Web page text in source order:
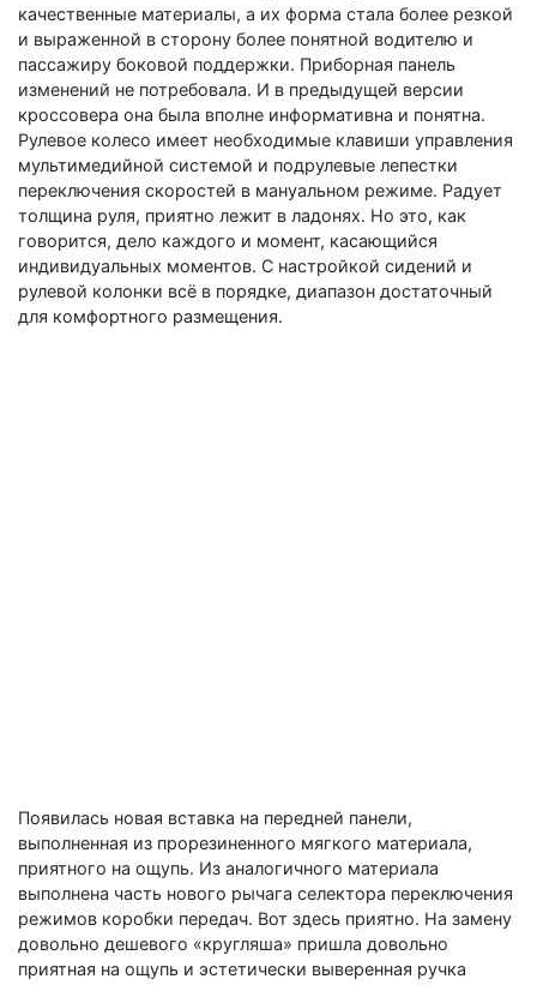
качественные материалы, а их форма стала более резкой
и выраженной в сторону более понятной водителю и
пассажиру боковой поддержки. Приборная панель
изменений не потребовала. И в предыдущей версии
кроссовера она была вполне информативна и понятна.
Рулевое колесо имеет необходимые клавиши управления
мультимедийной системой и подрулевые лепестки
переключения скоростей в мануальном режиме. Радует
толщина руля, приятно лежит в ладонях. Но это, как
говорится, дело каждого и момент, касающийся
индивидуальных моментов. С настройкой сидений и
рулевой колонки всё в порядке, диапазон достаточный
для комфортного размещения.
Появилась новая вставка на передней панели,
выполненная из прорезиненного мягкого материала,
приятного на ощупь. Из аналогичного материала
выполнена часть нового рычага селектора переключения
режимов коробки передач. Вот здесь приятно. На замену
довольно дешевого «кругляша» пришла довольно
приятная на ощупь и эстетически выверенная ручка